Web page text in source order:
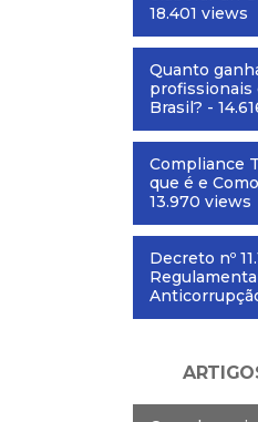
18.401 views
Quanto
profissionais
Brasil? -
Compliance
que é e
13.970 views
Decreto nº